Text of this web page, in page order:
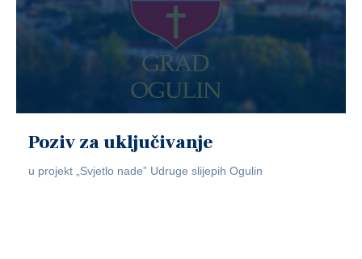
Poziv za uključivanje
u projekt „Svjetlo nade” Udruge slijepih Ogulin